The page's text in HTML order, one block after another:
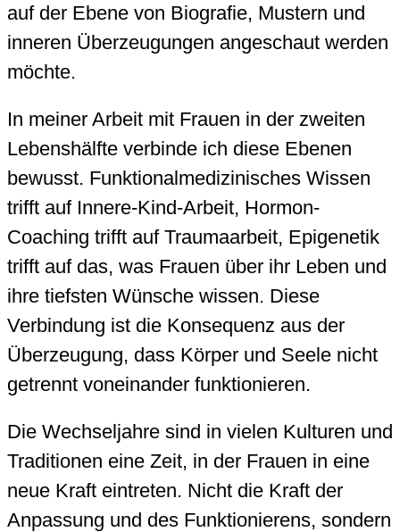
auf der Ebene von Biografie, Mustern und
inneren Überzeugungen angeschaut werden
möchte.
In meiner Arbeit mit Frauen in der zweiten
Lebenshälfte verbinde ich diese Ebenen
bewusst. Funktionalmedizinisches Wissen
trifft auf Innere-Kind-Arbeit, Hormon-
Coaching trifft auf Traumaarbeit, Epigenetik
trifft auf das, was Frauen über ihr Leben und
ihre tiefsten Wünsche wissen. Diese
Verbindung ist die Konsequenz aus der
Überzeugung, dass Körper und Seele nicht
getrennt voneinander funktionieren.
Die Wechseljahre sind in vielen Kulturen und
Traditionen eine Zeit, in der Frauen in eine
neue Kraft eintreten. Nicht die Kraft der
Anpassung und des Funktionierens, sondern